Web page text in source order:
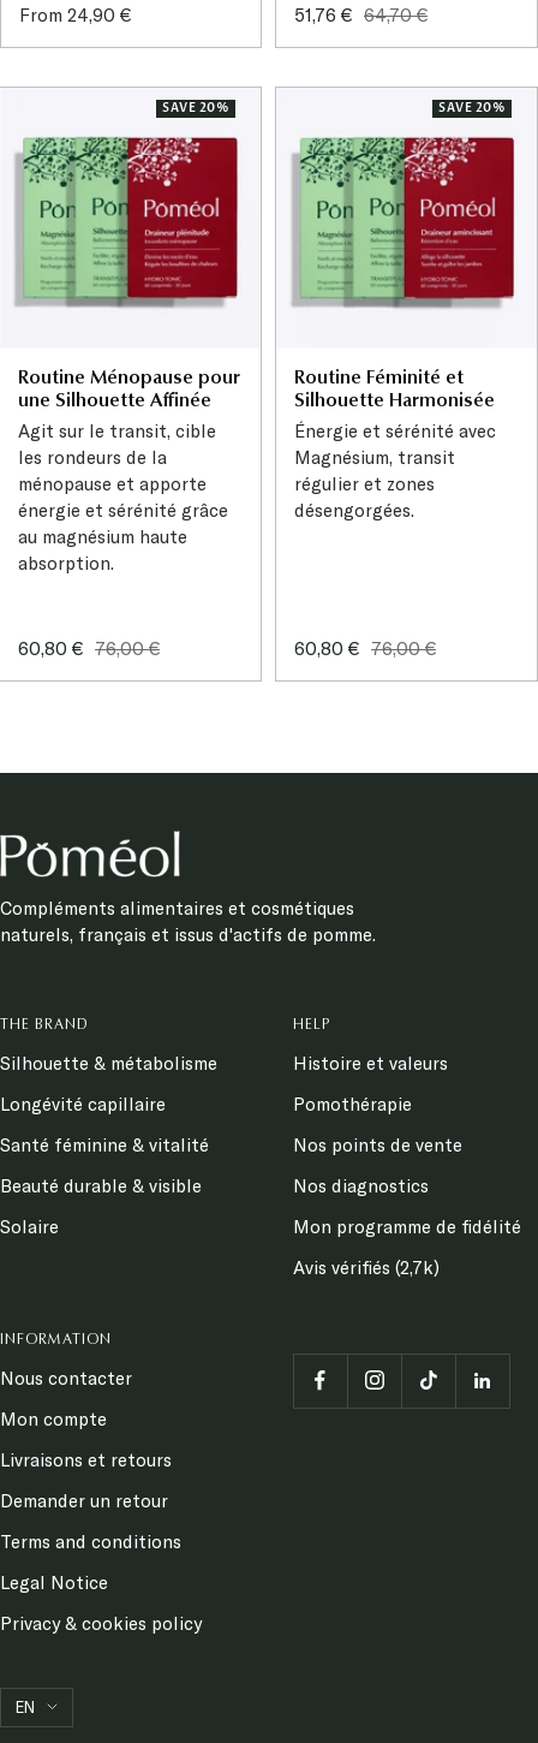
Sale
From 24,90 €
Sale
51,76 € Regular
64,70 €
SAVE 20%
Routine Ménopause pour
une Silhouette Affinée
Agit sur le transit, cible
les rondeurs de la
ménopause et apporte
énergie et sérénité grâce
au magnésium haute
absorption.
Sale
60,80 € Regular
76,00 €
SAVE 20%
Routine Féminité et
Silhouette Harmonisée
Énergie et sérénité avec
Magnésium, transit
régulier et zones
désengorgées.
Sale
60,80 € Regular
76,00 €
Compléments alimentaires et cosmétiques
naturels, français et issus d'actifs de pomme.
THE BRAND
Silhouette & métabolisme
Longévité capillaire
Santé féminine & vitalité
Beauté durable & visible
Solaire
HELP
Histoire et valeurs
Pomothérapie
Nos points de vente
Nos diagnostics
Mon programme de fidélité
Avis vérifiés (2,7k)
INFORMATION
Nous contacter
Mon compte
Livraisons et retours
Demander un retour
Terms and conditions
Legal Notice
Privacy & cookies policy
Language
EN